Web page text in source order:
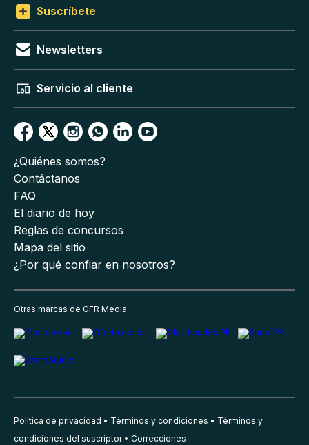
Suscríbete
Newsletters
Servicio al cliente
¿Quiénes somos?
Contáctanos
FAQ
El diario de hoy
Reglas de concursos
Mapa del sitio
¿Por qué confiar en nosotros?
Otras marcas de GFR Media
Política de privacidad Términos y condiciones
Términos y
condiciones del suscriptor
Correcciones